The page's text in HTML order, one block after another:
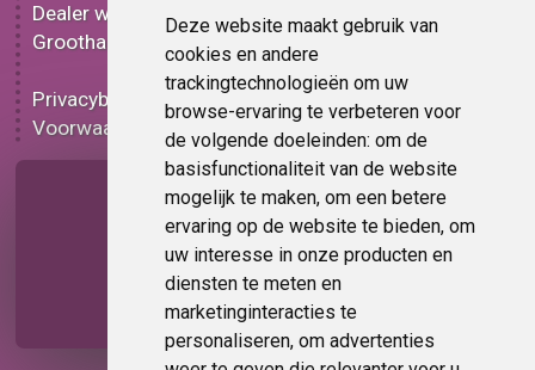
Deze website maakt gebruik van
cookies en andere
trackingtechnologieën om uw
browse-ervaring te verbeteren voor
de volgende doeleinden: om de
basisfunctionaliteit van de website
mogelijk te maken, om een betere
ervaring op de website te bieden, om
uw interesse in onze producten en
diensten te meten en
marketinginteracties te
personaliseren, om advertenties
Dealer worden
Groothandel
Privacybeleid
Voorwaarden
Carbon plakplastic
Lampen folie
Functionele folie
Plakplastic korting
Op bestelling
Pagina delen